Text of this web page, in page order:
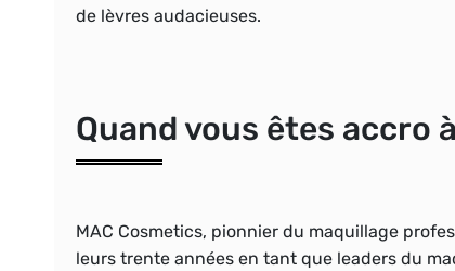
de lèvres audacieuses.
Quand vous êtes accro
MAC Cosmetics, pionnier du maquillage
leurs trente années en tant que leaders du